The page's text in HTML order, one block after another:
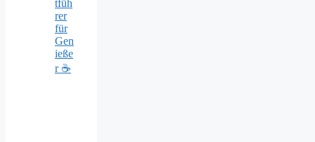
tfüh
rer
für
Gen
ieße
r ☕